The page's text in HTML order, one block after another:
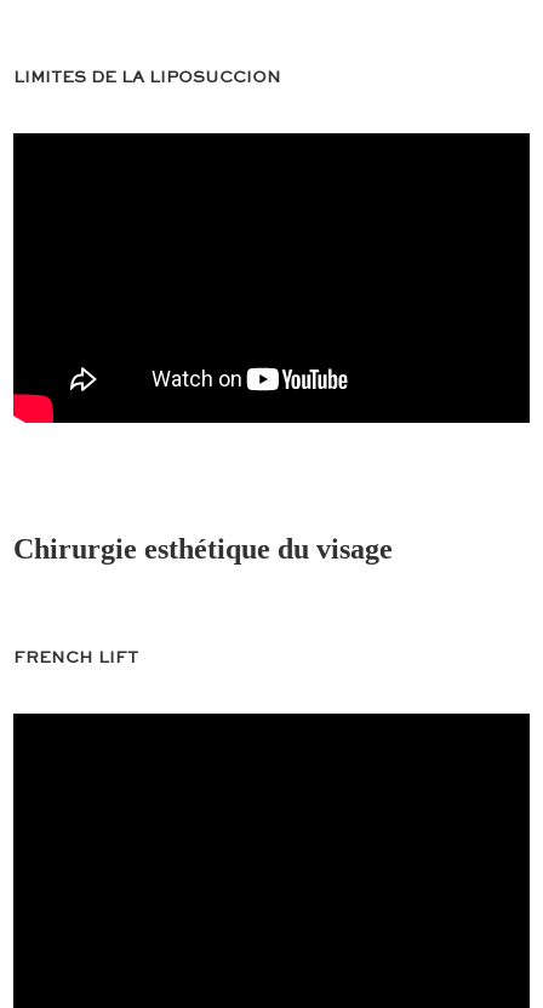
LIMITES DE LA LIPOSUCCION
Chirurgie esthétique du visage
FRENCH LIFT